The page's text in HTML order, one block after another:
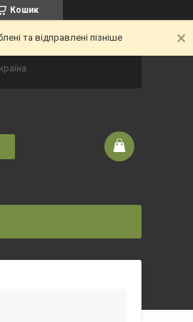
Кошик
та відправлені пізніше